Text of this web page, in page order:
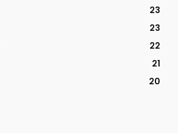
23
23
22
21
20